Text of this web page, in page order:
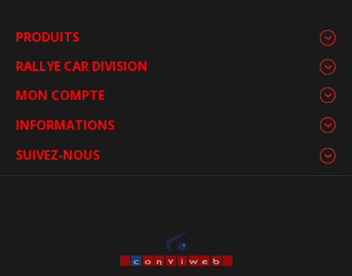
PRODUITS
RALLYE CAR DIVISION
MON COMPTE
INFORMATIONS
SUIVEZ-NOUS